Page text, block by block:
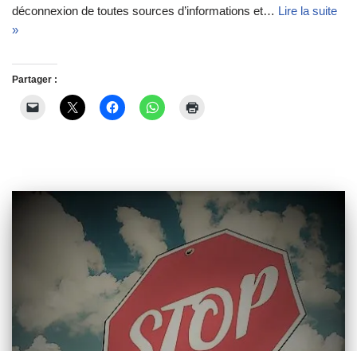
déconnexion de toutes sources d’informations et… Lire la suite
»
Partager :